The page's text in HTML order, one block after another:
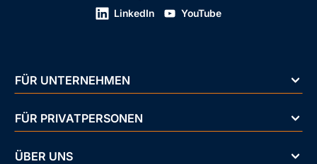
LinkedIn YouTube
FÜR UNTERNEHMEN
FÜR PRIVATPERSONEN
ÜBER UNS